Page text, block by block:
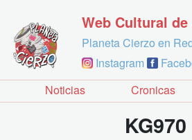
Web Cultural
Planeta Cierzo en
Instagram
Noticias
Cronicas
KG970